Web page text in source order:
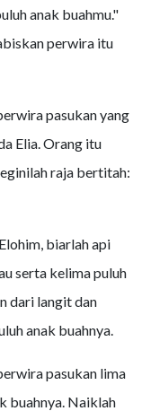
anak buahmu."
perwira itu
pasukan yang
Elia. Orang itu
raja bertitah:
biarlah api
serta kelima puluh
dari langit dan
anak buahnya.
pasukan lima
buahnya. Naiklah